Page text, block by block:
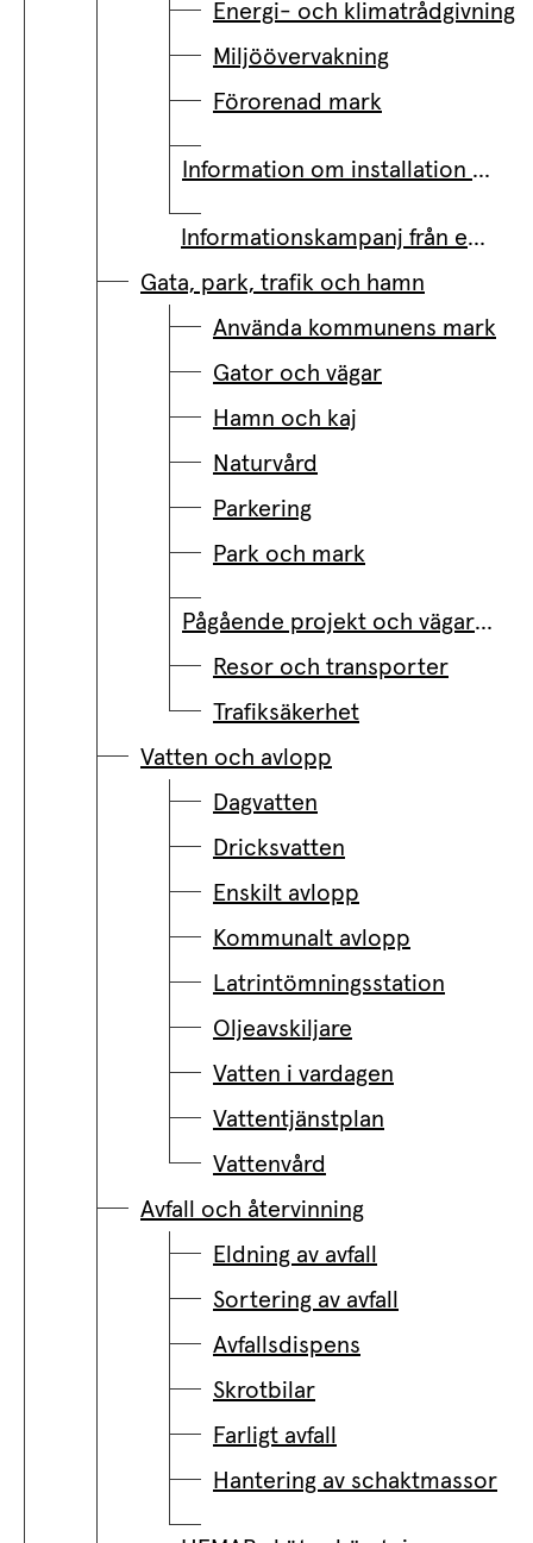
Energi- och klimatrådgivning
Miljöövervakning
Förorenad mark
Information om installation av cistern och hantering av brandfarlig vätska
Informationskampanj från energi- och klimatrådgivningen
Gata, park, trafik och hamn
Använda kommunens mark
Gator och vägar
Hamn och kaj
Naturvård
Parkering
Park och mark
Pågående projekt och vägarbeten
Resor och transporter
Trafiksäkerhet
Vatten och avlopp
Dagvatten
Dricksvatten
Enskilt avlopp
Kommunalt avlopp
Latrintömningsstation
Oljeavskiljare
Vatten i vardagen
Vattentjänstplan
Vattenvård
Avfall och återvinning
Eldning av avfall
Sortering av avfall
Avfallsdispens
Skrotbilar
Farligt avfall
Hantering av schaktmassor